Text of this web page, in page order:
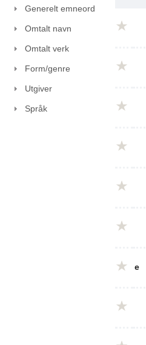
Generelt emneord
Omtalt navn
Omtalt verk
Form/genre
Utgiver
Språk
e